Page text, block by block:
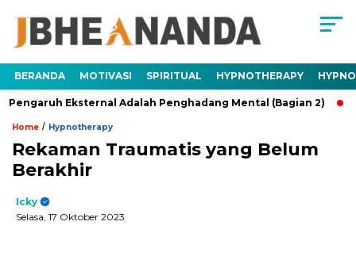
BERANDA MOTIVASI SPIRITUAL HYPNOTHERAPY
Eksternal Adalah Penghadang Mental (Bagian 2)
Home / Hypnotherapy
Rekaman Traumatis yang Belum
Berakhir
Icky
Selasa, 17 Oktober 2023